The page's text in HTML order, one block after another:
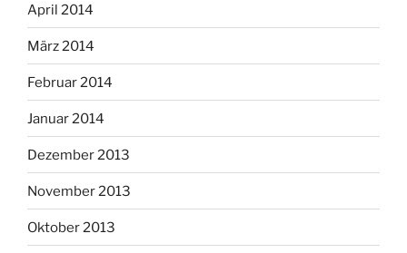
April 2014
März 2014
Februar 2014
Januar 2014
Dezember 2013
November 2013
Oktober 2013